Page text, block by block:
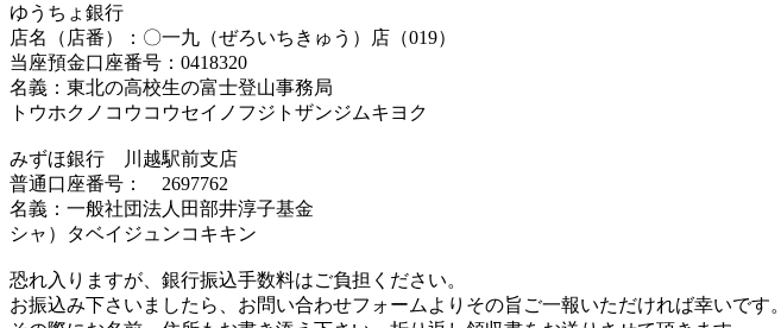
ゆうちょ銀行
店名（店番）：〇一九（ぜろいちきゅう）店（019）
当座預金口座番号：0418320
名義：東北の高校生の富士登山事務局
トウホクノコウコウセイノフジトザンジムキヨク
みずほ銀行 川越駅前支店
普通口座番号： 2697762
名義：一般社団法人田部井淳子基金
シャ）タベイジュンコキキン
恐れ入りますが、銀行振込手数料はご負担ください。
お振込み下さいましたら、お問い合わせフォームよりその旨ご一報いただければ幸いです。